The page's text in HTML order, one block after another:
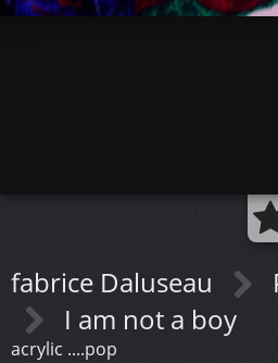
fabrice Daluseau
I am not a boy
acrylic ....pop